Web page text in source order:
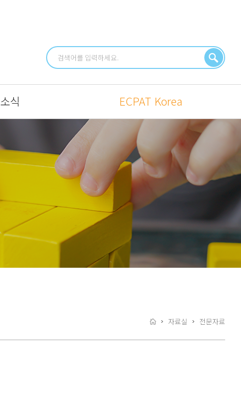
소식 ECPAT Korea
자료실 전문자료